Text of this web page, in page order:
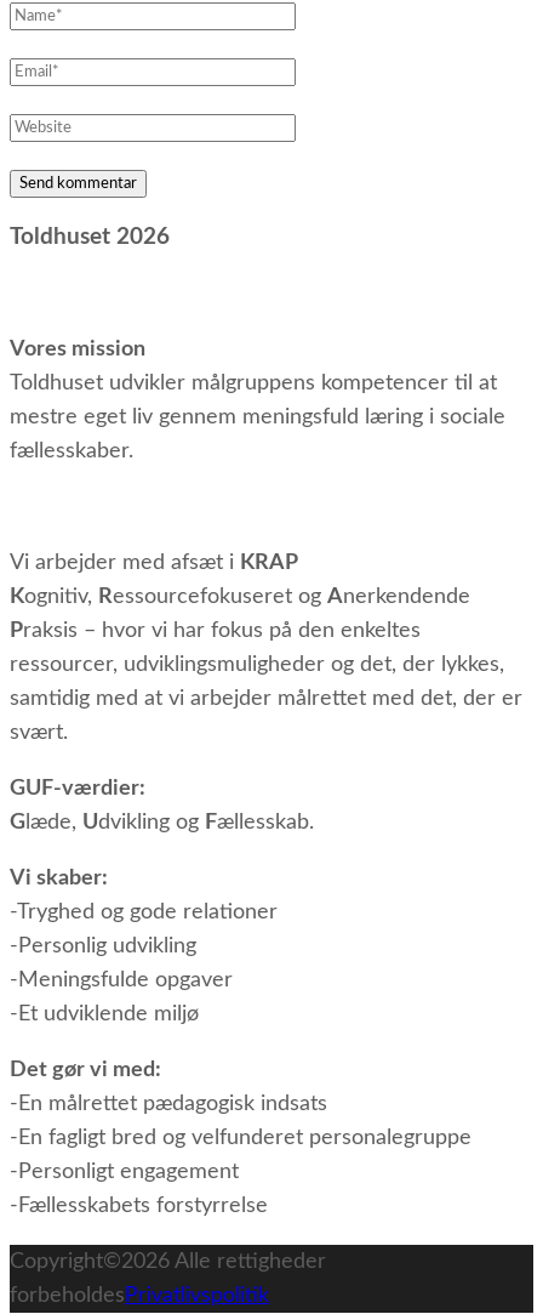
Name
Email
Website
Toldhuset 2026
Vores mission
Toldhuset udvikler målgruppens kompetencer til at
mestre eget liv gennem meningsfuld læring i sociale
fællesskaber.
Vi arbejder med afsæt i KRAP
Kognitiv, Ressourcefokuseret og Anerkendende
Praksis – hvor vi har fokus på den enkeltes
ressourcer, udviklingsmuligheder og det, der lykkes,
samtidig med at vi arbejder målrettet med det, der er
svært.
GUF-værdier:
G læde, Udvikling og Fællesskab.
Vi skaber:
-Tryghed og gode relationer
-Personlig udvikling
-Meningsfulde opgaver
-Et udviklende miljø
Det gør vi med:
-En målrettet pædagogisk indsats
-En fagligt bred og velfunderet personalegruppe
-Personligt engagement
-Fællesskabets forstyrrelse
Copyright©2026 Alle rettigheder
forbeholdes Privatlivspolitik